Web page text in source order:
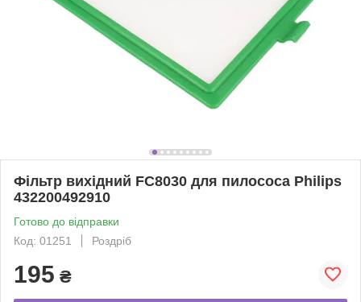
Фільтр вихідний FC8030 для пилососа Philips
432200492910
Готово до відправки
Код: 01251
Роздріб
195 ₴